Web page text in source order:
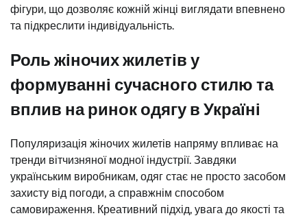
фігури, що дозволяє кожній жінці виглядати впевнено
та підкреслити індивідуальність.
Роль жіночих жилетів у
формуванні сучасного стилю та
вплив на ринок одягу в Україні
Популяризація жіночих жилетів напряму впливає на
тренди вітчизняної модної індустрії. Завдяки
українським виробникам, одяг стає не просто засобом
захисту від погоди, а справжнім способом
самовираження. Креативний підхід, увага до якості та